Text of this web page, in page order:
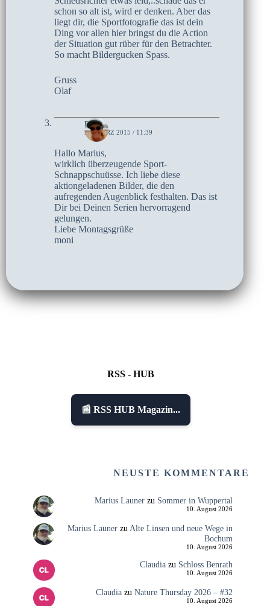
schon so alt ist, wird er denken. Aber das
liegt dir, die Sportfotografie das ist dein
Ding vor allen hier bringst du die Action
der Situation gut rüber für den Betrachter.
So macht Bildergucken Spass.
Gruss
Olaf
moni
23. MÄRZ 2015 / 11:39
Hallo Marius,
wirklich überzeugende Sport-
Schnappschuüsse. Ich liebe diese
aktiongeladenen Bilder, die den
aufregenden Augenblick festhalten. Das ist
Dir bei Deinen Serien hervorragend
gelungen.
Liebe Montagsgrüße
moni
RSS - HUB
📰 RSS HUB Magazin...
NEUSTE KOMMENTARE
Marius Launerzu Sommer in Wuppertal
10. August 2026
Marius LaunerzuAlte Linsen und neue Wege in
Bochum
10. August 2026
Claudiazu Schloss Benrath
10. August 2026
Claudiazu Nature Thursday 2026 – #32
10. August 2026